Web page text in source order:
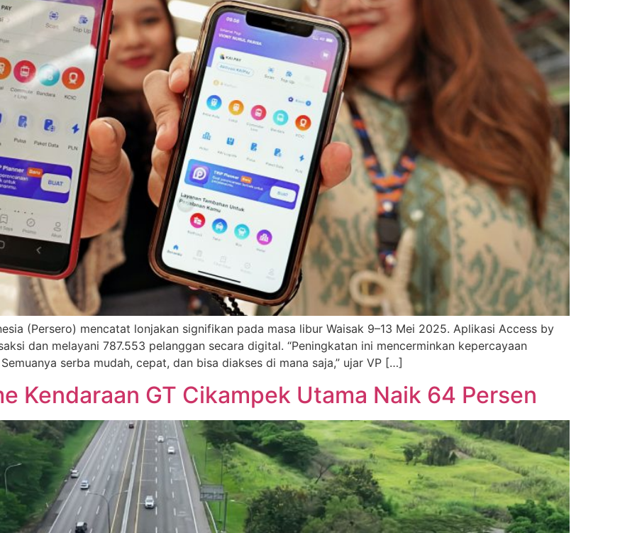
(Persero) mencatat lonjakan signifikan pada masa libur Waisak 9–13 Mei 2025. Aplikasi Access by
dan melayani 787.553 pelanggan secara digital. “Peningkatan ini mencerminkan kepercayaan
serba mudah, cepat, dan bisa diakses di mana saja,” ujar VP […]
Kendaraan GT Cikampek Utama Naik 64 Persen